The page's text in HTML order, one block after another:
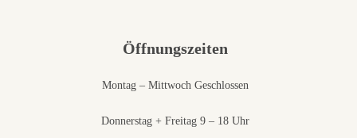
Öffnungszeiten
Montag – Mittwoch Geschlossen
Donnerstag + Freitag 9 – 18 Uhr